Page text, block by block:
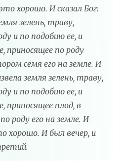
хорошо. И сказал Бог:
зелень, траву,
и по подобию ее, и
приносящее по роду
семя его на земле. И
земля зелень, траву,
и по подобию ее, и
приносящее плод, в
роду его на земле. И
хорошо. И был вечер, и